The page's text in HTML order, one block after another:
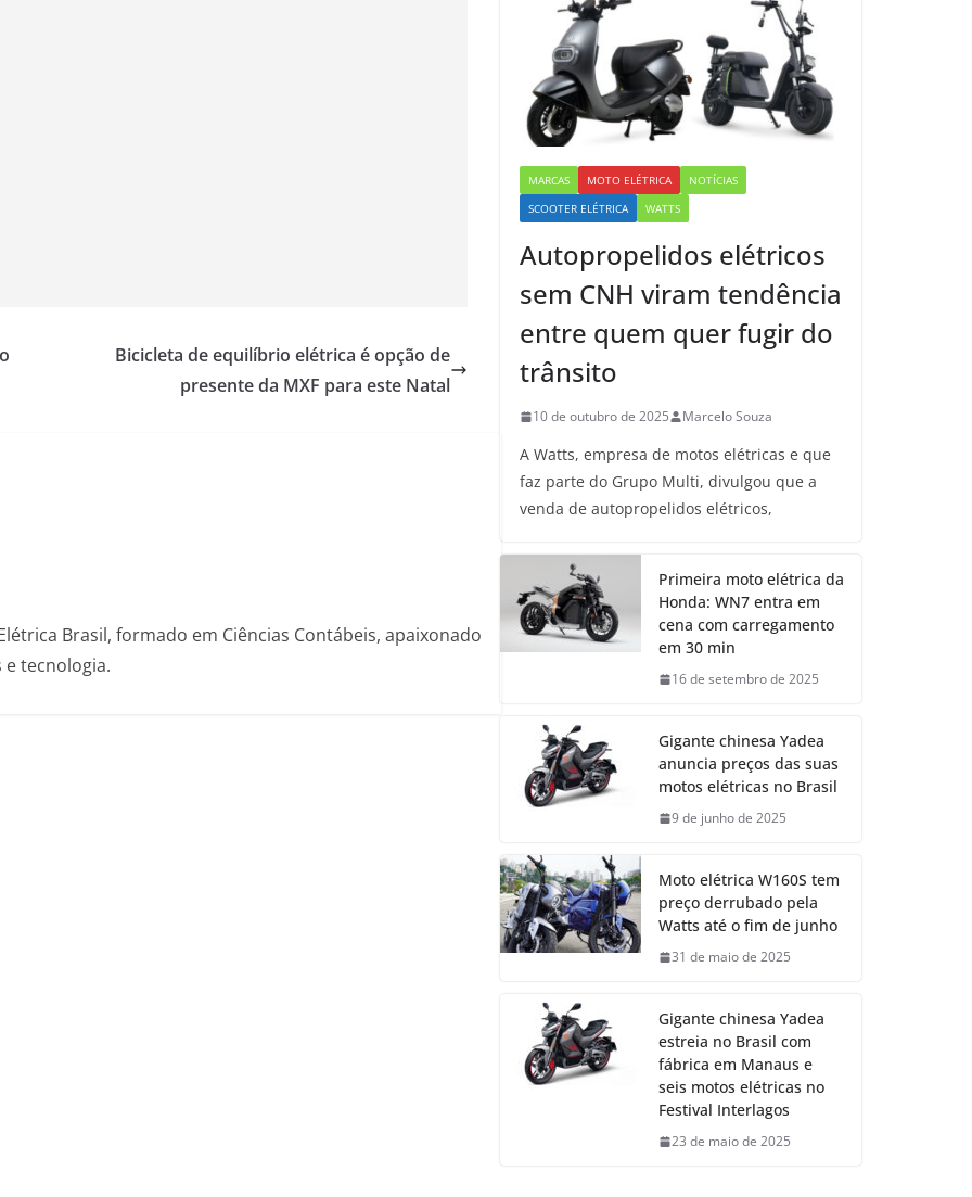
Bicicleta de equilíbrio elétrica é opção de
presente da MXF para este Natal
Brasil, formado em Ciências Contábeis, apaixonado
tecnologia.
MARCAS MOTO ELÉTRICA
NOTÍCIAS
SCOOTER ELÉTRICA
WATTS
Autopropelidos elétricos
sem CNH viram tendência
entre quem quer fugir do
trânsito
10 de outubro de 2025 Marcelo Souza
A Watts, empresa de motos elétricas e que
faz parte do Grupo Multi, divulgou que a
venda de autopropelidos elétricos,
Primeira moto elétrica da
Honda: WN7 entra em
cena com carregamento
em 30 min
16 de setembro de 2025
Gigante chinesa Yadea
anuncia preços das suas
motos elétricas no Brasil
9 de junho de 2025
Moto elétrica W160S tem
preço derrubado pela
Watts até o fim de junho
31 de maio de 2025
Gigante chinesa Yadea
estreia no Brasil com
fábrica em Manaus e
seis motos elétricas no
Festival Interlagos
23 de maio de 2025